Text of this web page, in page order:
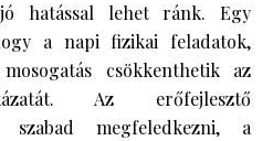
hatással lehet ránk. Egy
a napi fizikai feladatok,
csökkenthetik az
Az erőfejlesztő
szabad megfeledkezni, a